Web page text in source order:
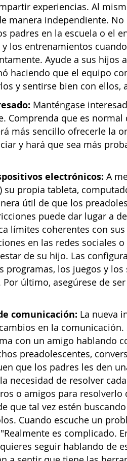
experiencias. Al
manera independiente.
padres en la escuela o el
los entrenamientos
Ayude a sus
haciendo que el equipo
y sentirse bien con
Manténgase
Comprenda que es
más sencillo ofrecerle la
y hará que sea más
electrónicos: A
su propia tableta,
útil de que los
puede dar lugar a
límites coherentes con
en las redes sociales
de su hijo. Las
programas, los juegos y
último, asegúrese de
comunicación: La nueva
en la
con un amigo hablando
preadolescentes,
que los padres les den
necesidad de resolver
o amigos para
que tal vez estén
Cuando escuche un
es complicado.
seguir hablando de